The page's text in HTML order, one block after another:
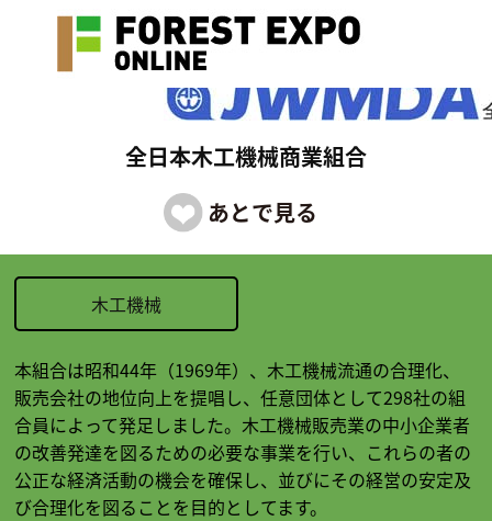
全日本木工機械商業組合
木工機械
本組合は昭和44年（1969年）、木工機械流通の合理化、
販売会社の地位向上を提唱し、任意団体として298社の組
合員によって発足しました。木工機械販売業の中小企業者
の改善発達を図るための必要な事業を行い、これらの者の
公正な経済活動の機会を確保し、並びにその経営の安定及
び合理化を図ることを目的としてます。